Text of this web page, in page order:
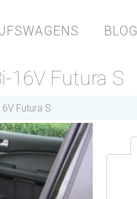
BLOG
16V Futura S
Futura S